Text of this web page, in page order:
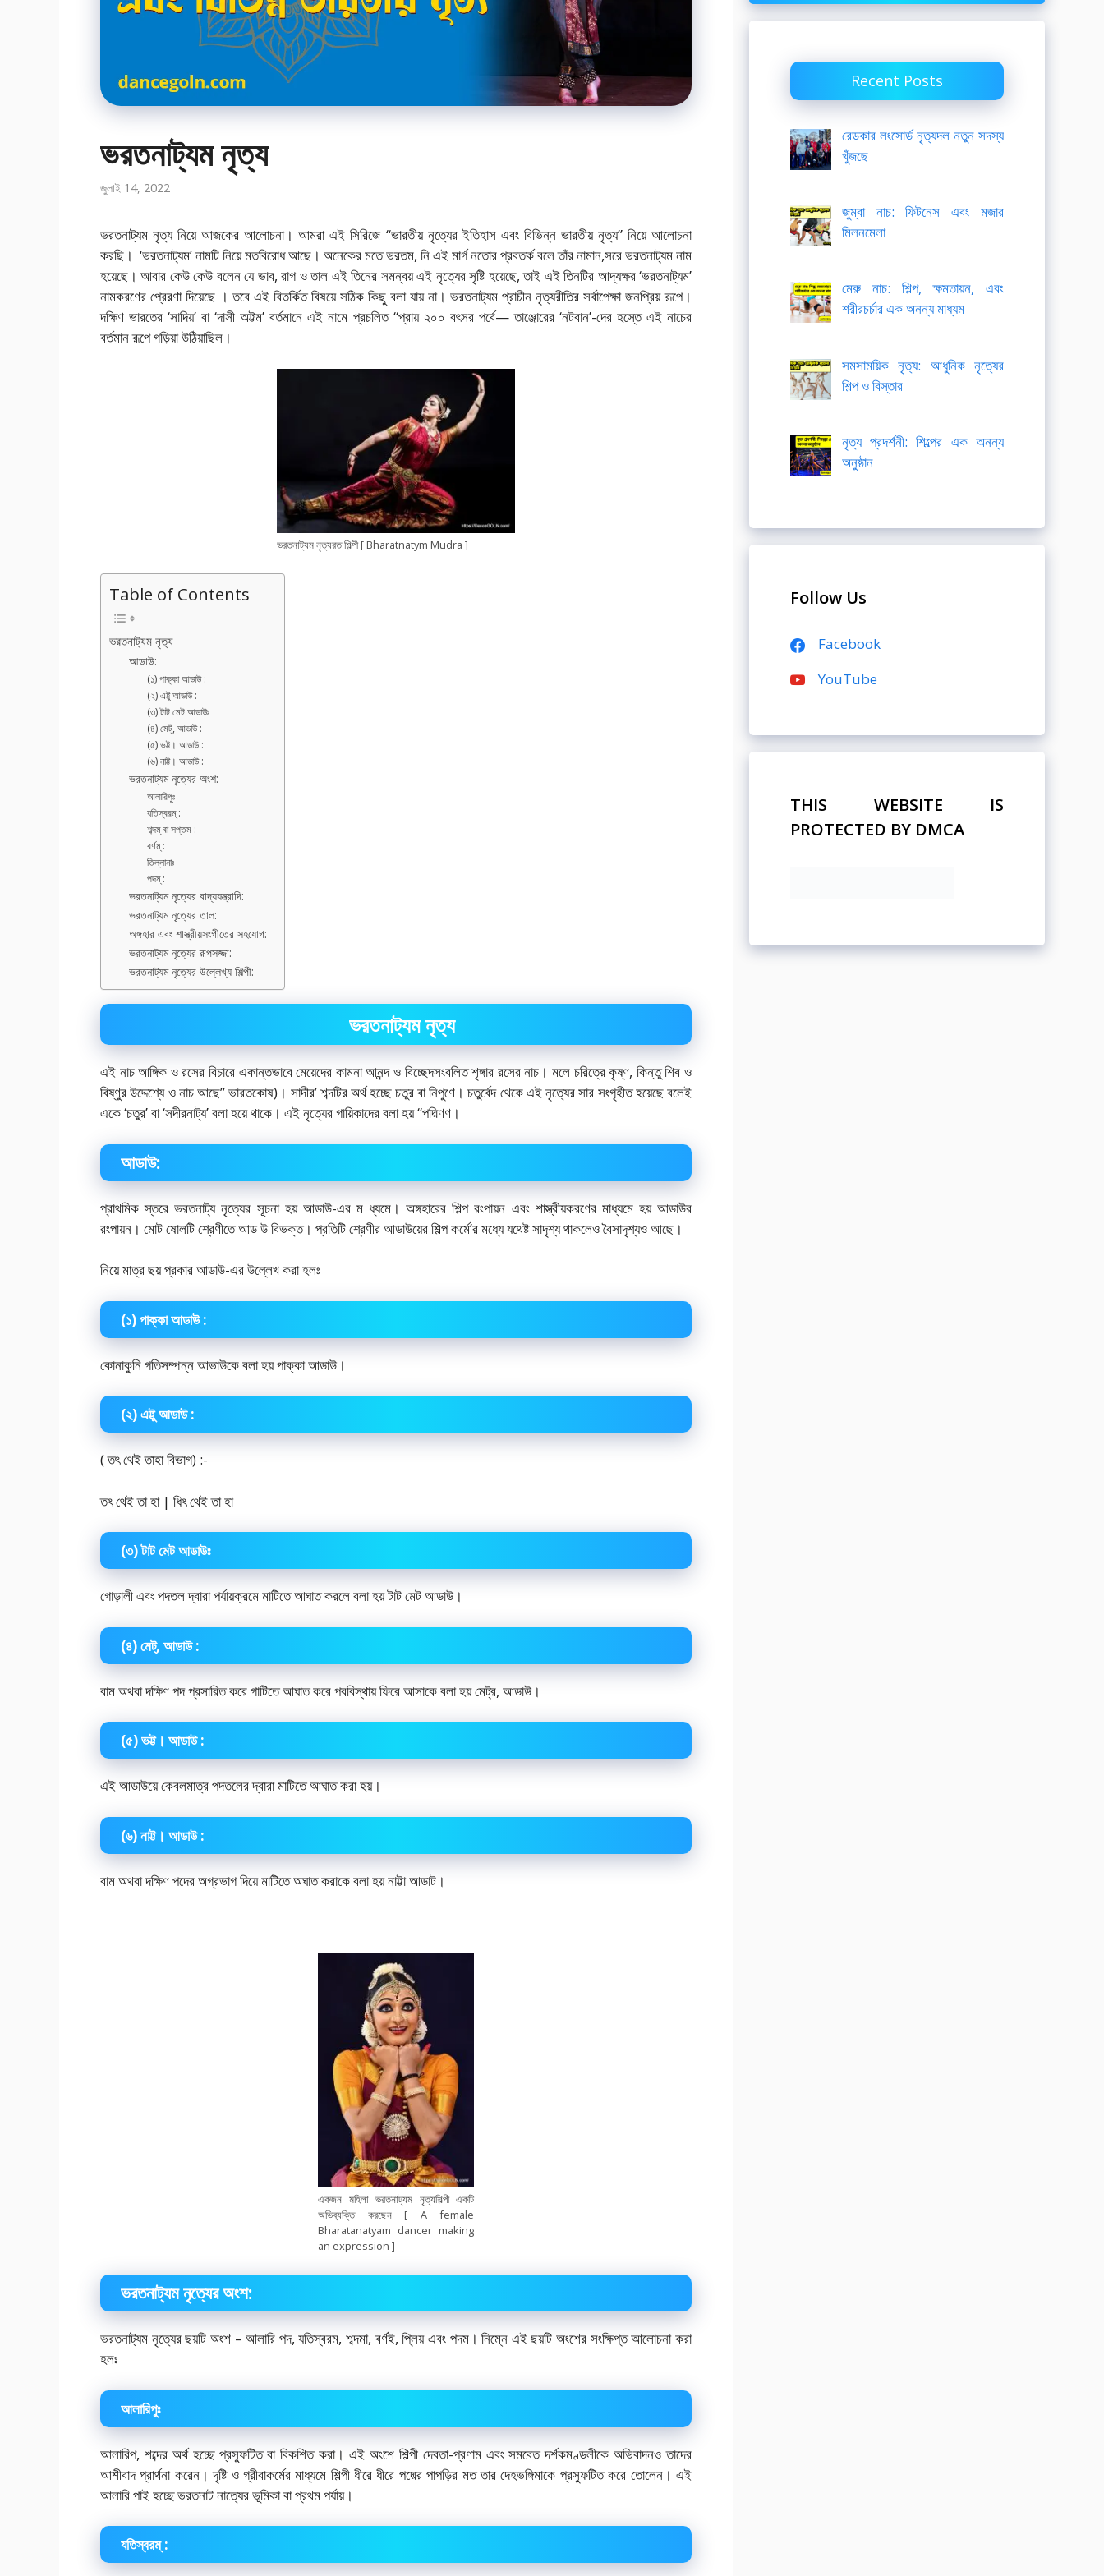
ভরতনাট্যম নৃত্য
জুলাই 14, 2022
ভরতনাট্যম নৃত্য নিয়ে আজকের আলোচনা। আমরা এই সিরিজে “ভারতীয় নৃত্যের ইতিহাস এবং বিভিন্ন ভারতীয় নৃত্য” নিয়ে আলোচনা
করছি। ‘ভরতনাট্যম’ নামটি নিয়ে মতবিরোধ আছে। অনেকের মতে ভরতম, নি এই মার্গ নতোর প্রবতর্ক বলে তাঁর নামান,সরে ভরতনাট্যম নাম
হয়েছে। আবার কেউ কেউ বলেন যে ভাব, রাগ ও তাল এই তিনের সমন্বয় এই নৃত্যের সৃষ্টি হয়েছে, তাই এই তিনটির আদ্যক্ষর ‘ভরতনাট্যম’
নামকরণের প্রেরণা দিয়েছে । তবে এই বিতর্কিত বিষয়ে সঠিক কিছু বলা যায় না। ভরতনাট্যম প্রাচীন নৃত্যরীতির সর্বাপেক্ষা জনপ্রিয় রূপে।
দক্ষিণ ভারতের ‘সাদিয়’ বা ‘দাসী অট্টম’ বর্তমানে এই নামে প্রচলিত “প্রায় ২০০ বৎসর পর্বে— তাঞ্জোরের ‘নটবান’-দের হস্তে এই নাচের
বর্তমান রূপে গড়িয়া উঠিয়াছিল।
ভরতনাট্যম নৃত্যরত শিল্পী [ Bharatnatym Mudra ]
Table of Contents
ভরতনাট্যম নৃত্য
আডাউ:
(১) পাক্কা আডাউ :
(২) এট্টু আডাউ :
(৩) টাট মেট আডাউঃ
(৪) মেট্, আডাউ :
(৫) ভট্ট। আডাউ :
(৬) নাট্ট। আডাউ :
ভরতনাট্যম নৃত্যের অংশ:
আলারিপুঃ
যতিস্বরম্ :
শব্দম্ বা সপ্তম :
বর্ণম্ :
তিল্লানাঃ
পদম্ :
ভরতনাট্যম নৃত্যের বাদ্যযন্ত্রাদি:
ভরতনাট্যম নৃত্যের তাল:
অঙ্গহার এবং শাস্ত্রীয়সংগীতের সহযোগ:
ভরতনাট্যম নৃত্যের রূপসজ্জা:
ভরতনাট্যম নৃত্যের উল্লেখ্য শিল্পী:
ভরতনাট্যম নৃত্য
এই নাচ আঙ্গিক ও রসের বিচারে একান্তভাবে মেয়েদের কামনা আনন্দ ও বিচ্ছেদসংবলিত শৃঙ্গার রসের নাচ। মলে চরিত্রে কৃষ্ণ, কিন্তু শিব ও
বিষ্ণুর উদ্দেশ্যে ও নাচ আছে” ভারতকোষ)। সাদীর’ শব্দটির অর্থ হচ্ছে চতুর বা নিপুণে। চতুর্বেদ থেকে এই নৃত্যের সার সংগৃহীত হয়েছে বলেই
একে ‘চতুর’ বা ‘সদীরনাট্য’ বলা হয়ে থাকে। এই নৃত্যের গায়িকাদের বলা হয় “পদ্মিণণ।
আডাউ:
প্রাথমিক স্তরে ভরতনাট্য নৃত্যের সূচনা হয় আডাউ-এর ম ধ্যমে। অঙ্গহারের শিল্প রংপায়ন এবং শাস্ত্রীয়করণের মাধ্যমে হয় আডাউর
রংপায়ন। মোট ষোলটি শ্রেণীতে আড উ বিভক্ত। প্রতিটি শ্রেণীর আডাউয়ের শিল্প কর্মে’র মধ্যে যথেষ্ট সাদৃশ্য থাকলেও বৈসাদৃশ্যও আছে।
নিয়ে মাত্র ছয় প্রকার আডাউ-এর উল্লেখ করা হলঃ
(১) পাক্কা আডাউ :
কোনাকুনি গতিসম্পন্ন আভাউকে বলা হয় পাক্কা আডাউ।
(২) এট্টু আডাউ :
( তৎ থেই তাহা বিভাগ) :-
তৎ থেই তা হা | ধিৎ থেই তা হা
(৩) টাট মেট আডাউঃ
গোড়ালী এবং পদতল দ্বারা পর্যায়ক্রমে মাটিতে আঘাত করলে বলা হয় টাট মেট আডাউ।
(৪) মেট্, আডাউ :
বাম অথবা দক্ষিণ পদ প্রসারিত করে গাটিতে আঘাত করে পববিস্থায় ফিরে আসাকে বলা হয় মেট্র, আডাউ।
(৫) ভট্ট। আডাউ :
এই আডাউয়ে কেবলমাত্র পদতলের দ্বারা মাটিতে আঘাত করা হয়।
(৬) নাট্ট। আডাউ :
বাম অথবা দক্ষিণ পদের অগ্রভাগ দিয়ে মাটিতে অঘাত করাকে বলা হয় নাট্টা আডাট।
একজন মহিলা ভরতনাট্যম নৃত্যশিল্পী একটি
অভিব্যক্তি করছেন [ A female
Bharatanatyam dancer making
an expression ]
ভরতনাট্যম নৃত্যের অংশ:
ভরতনাট্যম নৃত্যের ছয়টি অংশ – আলারি পদ, যতিস্বরম, শব্দমা, বর্ণই, প্লিয় এবং পদম। নিম্নে এই ছয়টি অংশের সংক্ষিপ্ত আলোচনা করা
হলঃ
আলারিপুঃ
আলারিপ, শব্দের অর্থ হচ্ছে প্রস্ফুটিত বা বিকশিত করা। এই অংশে শিল্পী দেবতা-প্রণাম এবং সমবেত দর্শকমণ্ডলীকে অভিবাদনও তাদের
আশীবাদ প্রার্থনা করেন। দৃষ্টি ও গ্রীবাকর্মের মাধ্যমে শিল্পী ধীরে ধীরে পদ্মের পাপড়ির মত তার দেহভঙ্গিমাকে প্রস্ফুটিত করে তোলেন। এই
আলারি পাই হচ্ছে ভরতনাট নাত্যের ভূমিকা বা প্রথম পর্যায়।
যতিস্বরম্ :
Recent Posts
রেডকার লংসোর্ড নৃত্যদল নতুন সদস্য
খুঁজছে
জুম্বা নাচ: ফিটনেস এবং মজার
মিলনমেলা
মেরু নাচ: শিল্প, ক্ষমতায়ন, এবং
শরীরচর্চার এক অনন্য মাধ্যম
সমসাময়িক নৃত্য: আধুনিক নৃত্যের
শিল্প ও বিস্তার
নৃত্য প্রদর্শনী: শিল্পের এক অনন্য
অনুষ্ঠান
Follow Us
Facebook
YouTube
THIS WEBSITE IS
PROTECTED BY DMCA